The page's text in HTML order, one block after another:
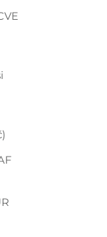
(SAR ر.س)